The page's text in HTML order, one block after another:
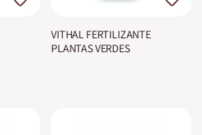
VITHAL FERTILIZANTE
PLANTAS VERDES